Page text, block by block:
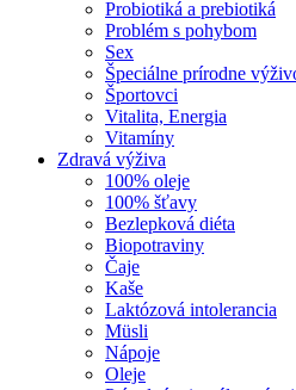
Probiotiká a prebiotiká
Problém s pohybom
Sex
Špeciálne prírodne
Športovci
Vitalita, Energia
Vitamíny
Zdravá výživa
100% oleje
100% šťavy
Bezlepková diéta
Biopotraviny
Čaje
Kaše
Laktózová intolerancia
Müsli
Nápoje
Oleje